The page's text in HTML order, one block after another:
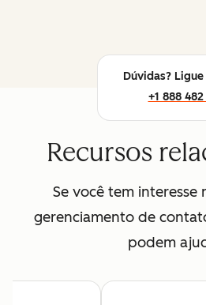
Dúvidas?
+1 888
Recursos
Se você tem interesse
gerenciamento de
podem